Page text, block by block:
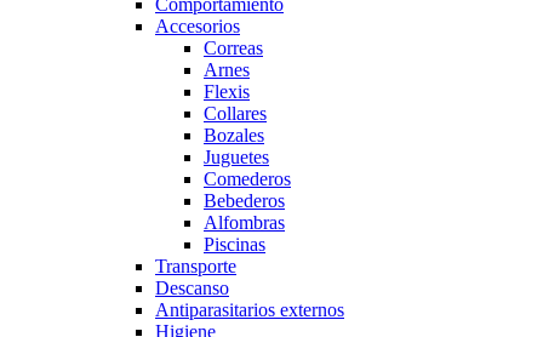
Comportamiento
Accesorios
Correas
Arnes
Flexis
Collares
Bozales
Juguetes
Comederos
Bebederos
Alfombras
Piscinas
Transporte
Descanso
Antiparasitarios externos
Higiene